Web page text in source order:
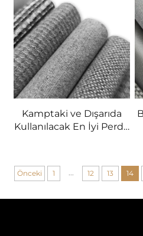
Kamptaki ve Dışarıda
Kullanılacak En İyi Perde
Önceki 1 ... 12 13 14